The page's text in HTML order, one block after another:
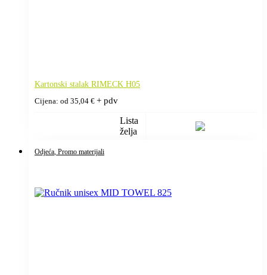
Kartonski stalak RIMECK H05
Cijena: od 35,04 € + pdv
Lista
želja
Odjeća, Promo materijali